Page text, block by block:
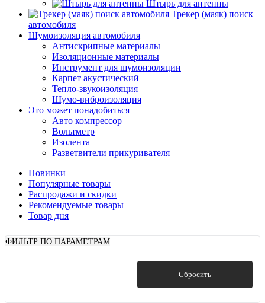
Штырь для антенны
Трекер (маяк) поиск
автомобиля
Шумоизоляция автомобиля
Антискрипные материалы
Изоляционные материалы
Инструмент для шумоизоляции
Карпет акустический
Тепло-звукоизоляция
Шумо-виброизоляция
Это может понадобиться
Авто компрессор
Вольтметр
Изолента
Разветвители прикуривателя
Новинки
Популярные товары
Распродажи и скидки
Рекомендуемые товары
Товар дня
ФИЛЬТР ПО ПАРАМЕТРАМ
Сбросить